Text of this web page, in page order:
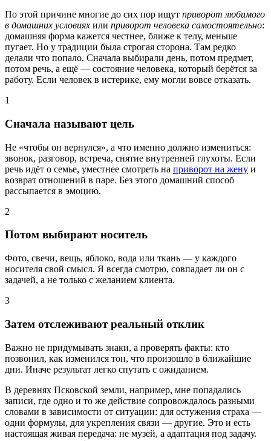
По этой причине многие до сих пор ищут приворот любимого
в домашних условиях или приворот человека самостоятельно:
домашняя форма кажется честнее, ближе к телу, меньше
пугает. Но у традиции была строгая сторона. Там редко
делали что попало. Сначала выбирали день, потом предмет,
потом речь, а ещё — состояние человека, который берётся за
работу. Если человек в истерике, ему могли вовсе отказать.
1
Сначала называют цель
Не «чтобы он вернулся», а что именно должно измениться:
звонок, разговор, встреча, снятие внутренней глухоты. Если
речь идёт о семье, уместнее смотреть на приворот на жену и
возврат отношений в паре. Без этого домашний способ
рассыпается в эмоцию.
2
Потом выбирают носитель
Фото, свечи, вещь, яблоко, вода или ткань — у каждого
носителя свой смысл. Я всегда смотрю, совпадает ли он с
задачей, а не только с желанием клиента.
3
Затем отслеживают реальный отклик
Важно не придумывать знаки, а проверять факты: кто
позвонил, как изменился тон, что произошло в ближайшие
дни. Иначе результат легко спутать с ожиданием.
В деревнях Псковской земли, например, мне попадались
записи, где одно и то же действие сопровождалось разными
словами в зависимости от ситуации: для остужения страха —
одни формулы, для укрепления связи — другие. Это и есть
настоящая живая передача: не музей, а адаптация под задачу.